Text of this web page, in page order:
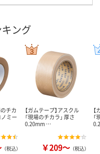
ング
のチカ
ミー
（税込）
【ガムテープ】アスクル
「現場のチカラ」 厚さ
0.20mm …
￥209～ （税込）